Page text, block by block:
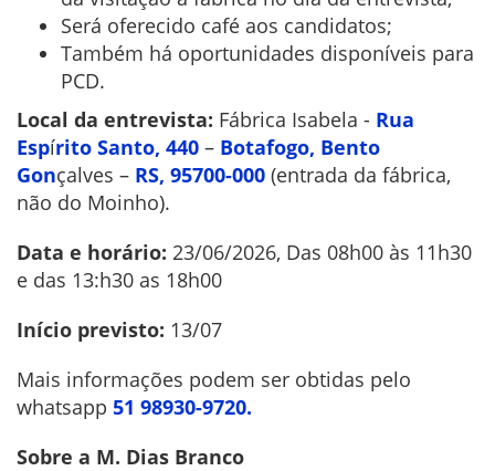
Será oferecido café aos candidatos;
Também há oportunidades disponíveis para
PCD.
Local da entrevista: Fábrica Isabela - Rua
Espírito Santo, 440 – Botafogo, Bento
Gonçalves – RS, 95700-000 (entrada da fábrica,
não do Moinho).
Data e horário: 23/06/2026, Das 08h00 às 11h30
e das 13:h30 as 18h00
Início previsto: 13/07
Mais informações podem ser obtidas pelo
whatsapp 51 98930-9720.
Sobre a M. Dias Branco